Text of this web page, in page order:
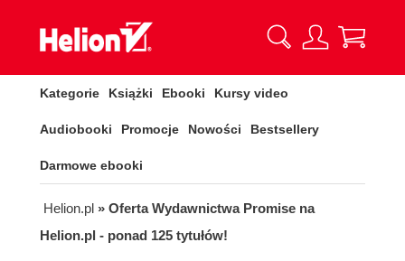
Kategorie Książki Ebooki Kursy video
Audiobooki Promocje Nowości Bestsellery
Darmowe ebooki
Helion.pl » Oferta Wydawnictwa Promise na
Helion.pl - ponad 125 tytułów!